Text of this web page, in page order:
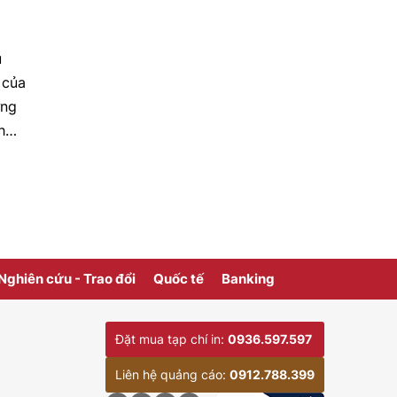
cứu - Trao đổi Quốc tế Banking
Đặt mua tạp chí in: 0936.597.597
Liên hệ quảng cáo: 0912.788.399